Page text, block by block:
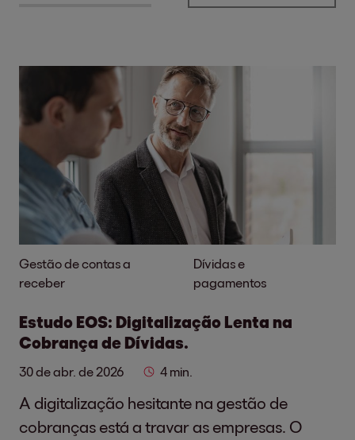
Gestão de contas a
receber
Dívidas e
pagamentos
Estudo EOS: Digitalização Lenta na
Cobrança de Dívidas.
30 de abr. de 2026 4 min.
A digitalização hesitante na gestão de
cobranças está a travar as empresas. O